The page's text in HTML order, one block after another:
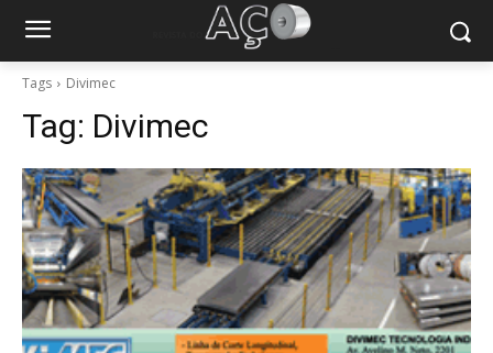
Tags Divimec
Tag: Divimec